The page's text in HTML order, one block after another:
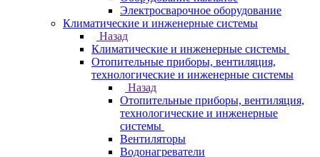
Электросварочное оборудование
Климатические и инженерные системы
Назад
Климатические и инженерные системы
Отопительные приборы, вентиляция,
технологические и инженерные системы
Назад
Отопительные приборы, вентиляция,
технологические и инженерные
системы
Вентиляторы
Водонагреватели